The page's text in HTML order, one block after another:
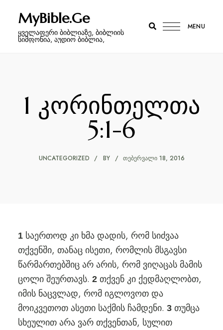
MyBible.Ge
ყველაფერი ბიბლიაზე, ბიბლიის
სიმფონია, აუდიო ბიბლია,
MENU
1 კორინთელთა
5:1-6
UNCATEGORIZED BY ᲗᲔᲑᲔᲠᲕᲐᲚᲘ 18, 2016
1საერთოდ კი ხმა დადის, რომ სიძვაა
თქვენში, თანაც ისეთი, რომლის მსგავსი
წარმართებშიც არ არის, რომ ვიღაცას მამის
ცოლი შეურთავს. 2 თქვენ კი ქედმაღლობთ,
იმის ნაცვლად, რომ იგლოვოთ და
მოიკვეთოთ ასეთი საქმის ჩამდენი. 3 თუმცა
სხეულით არა ვარ თქვენთან, სულით